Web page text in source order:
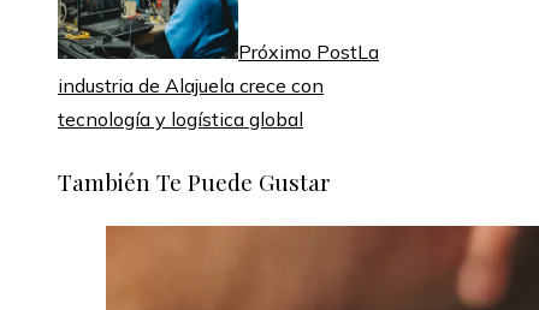
Próximo PostLa
industria de Alajuela crece con
tecnología y logística global
También Te Puede Gustar